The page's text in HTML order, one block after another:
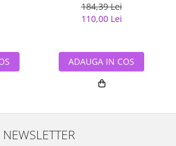
184,39 Lei
110,00 Lei
ADAUGA IN COS
NEWSLETTER